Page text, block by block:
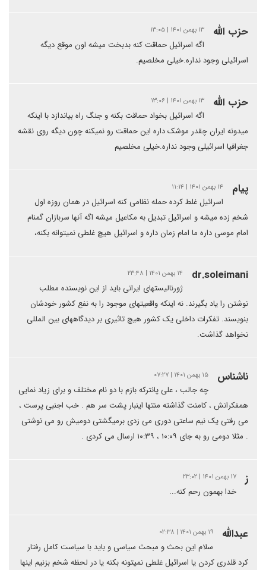
حزب الله ۱۳ بهمن ۱۴۰۱ | ۱۳:۰۵
اگه اسرائیل حماقت کنه بدبخت میشه اون موقع دیگه
اسرائیلی وجود نداره.خیلی مخلصیم.
حزب الله ۱۳ بهمن ۱۴۰۱ | ۱۳:۰۶
اگه اسرائیل بخواد حماقت بکنه و جنگ راه بیاندازد با اینکه
میدونه ایران چقدر موشک داره این حماقت رو نمیکنه چون دیگه روی نقشه
جغرافیا اسرائیلی وجود نداره.خیلی مخلصیم
پیام ۱۴ بهمن ۱۴۰۱ | ۱۱:۱۴
اسرائیل غلط کرده حمله نظامی کنه اسرائیل در همان روزه اول
شخم زده میشه و اسرائیل تبدیل به مکاعیل میشه اگه آنها سربازان گمنام
امام موسی داره ما امام زمان داره و اسرائیل هیچ غلطی نمیتوانه بکنه،
dr.soleimani ۱۴ بهمن ۱۴۰۱ | ۲۳:۴۸
ژورنالیستهای ایرانی باید از این نویسنده مطلب
نوشتن را یاد بگیرند. نه اینکه واقعیتهای موجود را به نفع کشور خودشان
بنویسند. تفکرات داخلی یک کشور هیچ تاثیری بر دیدگاههای بین المللی
نخواهد گذاشت.
ناشناس ۱۵ بهمن ۱۴۰۱ | ۰۷:۲۷
چه جالب ، علی پانترکه بازم با دو نام مختلف و برای زیاد نمایی
همفکرانش ، کامنت گذاشته منتها اینبار پشت سر هم . خب اجنبی پرست ،
می رفتی یک نیم ساعتی دوری می زدی برمیگشتی دومیش رو می نوشتی
. مثلا دومی رو به جای ۱۰:۰۹ ، ۱۰:۳۹ ارسال می کردی .
ز ۱۷ بهمن ۱۴۰۱ | ۲۳:۰۲
خدا بهمون رحم کنه...
عبدالله ۱۹ بهمن ۱۴۰۱ | ۰۲:۳۸
سلام این بحث و مبحث سیاسی و باید با سیاست کامل رفتار
کرد قلدری کردن یا اسرائیل غلطی نمیتونه بکنه یا در لحظه شخم بزنیم اینها